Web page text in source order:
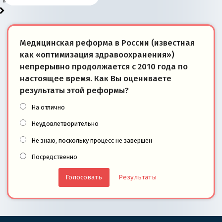
Медицинская реформа в России (известная
как «оптимизация здравоохранения»)
непрерывно продолжается с 2010 года по
настоящее время. Как Вы оцениваете
результаты этой реформы?
На отлично
Неудовлетворительно
Не знаю, поскольку процесс не завершён
Посредственно
Результаты